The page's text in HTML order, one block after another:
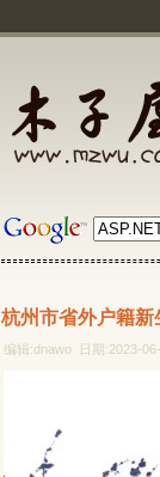
杭州市省外户籍
编辑:dnawo 日期:2023-